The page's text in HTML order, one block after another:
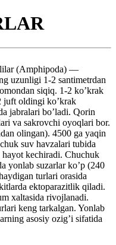
(Amphipoda) —
uzunligi 1-2 santimetrdan
siqiq. 1-2 ko’krak
juft oldingi ko’krak
jabralari bo’ladi. Qorin
va sakrovchi oyoqlari bor.
olingan). 4500 ga yaqin
suv havzalari tubida
kechiradi. Chuchuk
yonlab suzarlar ko’p (240
turlari orasida
ektoparazitlik qiladi.
xaltasida rivojlanadi.
keng tarkalgan. Yonlab
asosiy ozig’i sifatida